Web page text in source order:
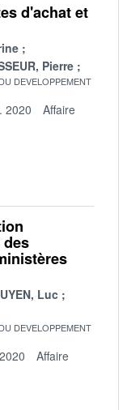
d'achat et
Pierre
DEVELOPPEMENT
2020
Affaire
des
Luc
DEVELOPPEMENT
Affaire